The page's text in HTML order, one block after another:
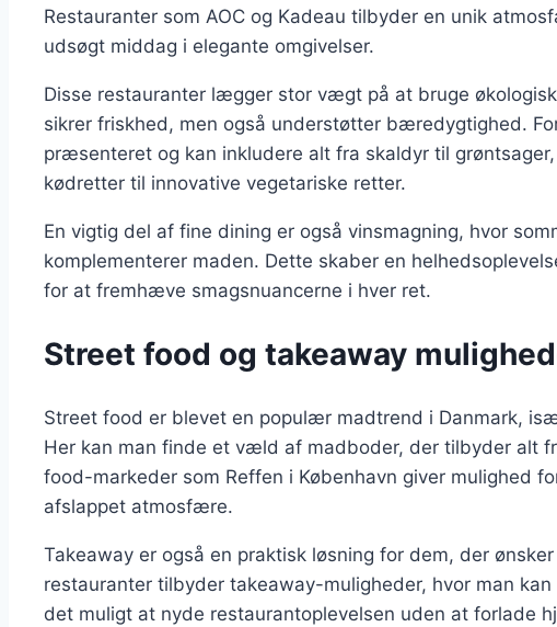
Restauranter som AOC og Kadeau tilbyder en unik
udsøgt middag i elegante omgivelser.
Disse restauranter lægger stor vægt på at bruge
sikrer friskhed, men også understøtter bæredygtighed.
præsenteret og kan inkludere alt fra skaldyr til
kødretter til innovative vegetariske retter.
En vigtig del af fine dining er også vinsmagning, hvor
komplementerer maden. Dette skaber en
for at fremhæve smagsnuancerne i hver ret.
Street food og takeaway
Street food er blevet en populær madtrend i Danmark,
Her kan man finde et væld af madboder, der tilbyder alt
food-markeder som Reffen i København giver mulighed
afslappet atmosfære.
Takeaway er også en praktisk løsning for dem, der
restauranter tilbyder takeaway-muligheder, hvor man
det muligt at nyde restaurantoplevelsen uden at forlade